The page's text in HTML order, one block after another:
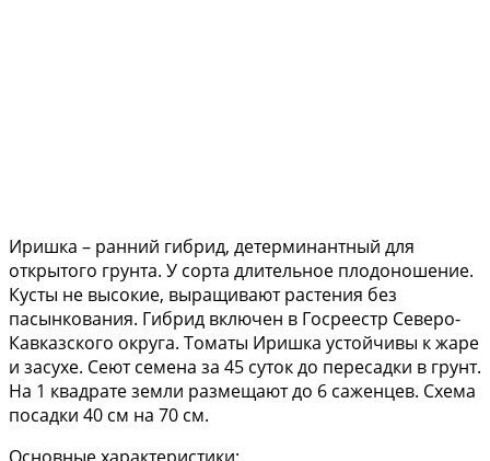
Иришка – ранний гибрид, детерминантный для
открытого грунта. У сорта длительное плодоношение.
Кусты не высокие, выращивают растения без
пасынкования. Гибрид включен в Госреестр Северо-
Кавказского округа. Томаты Иришка устойчивы к жаре
и засухе. Сеют семена за 45 суток до пересадки в грунт.
На 1 квадрате земли размещают до 6 саженцев. Схема
посадки 40 см на 70 см.